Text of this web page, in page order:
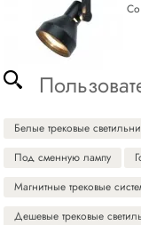
Белые трековые
Под сменную лампу
Магнитные трековые
Дешевые трековые